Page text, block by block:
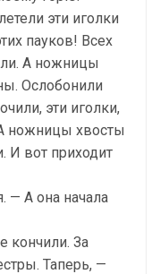
эти иголки
пауков! Всех
А ножницы
Ослобонили
эти иголки,
ножницы хвосты
И вот приходит
— А она начала
кончили. За
Таперь, —